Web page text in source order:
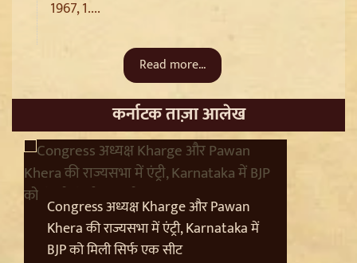
Sant Ravidas Nagar की नाम बहाली का Mayawati ने किया
स्वागत, UP Govt से की अन्य जिलों पर बड़ी मांग
1967, 1....
Read more...
कर्नाटक ताज़ा आलेख
Congress अध्यक्ष Kharge और Pawan
Khera की राज्यसभा में एंट्री, Karnataka में
BJP को मिली सिर्फ एक सीट